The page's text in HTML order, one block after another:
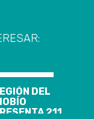
DEL
211